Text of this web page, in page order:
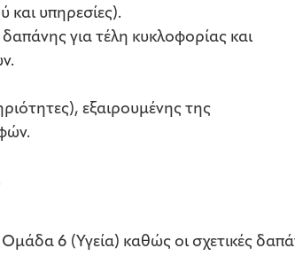
και υπηρεσίες).
για τέλη κυκλοφορίας και
εξαιρουμένης της
6 (Υγεία) καθώς οι σχετικές